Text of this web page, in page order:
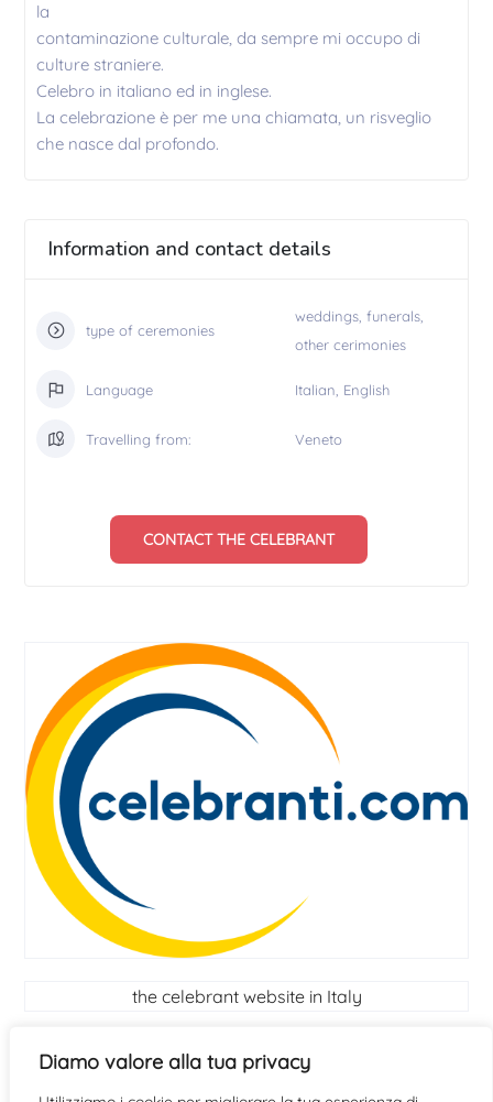
Diamo valore alla tua privacy
la
contaminazione culturale, da sempre mi occupo di
culture straniere.
Celebro in italiano ed in inglese.
La celebrazione è per me una chiamata, un risveglio
che nasce dal profondo.
Information and contact details
type of ceremonies
weddings, funerals,
other cerimonies
Language Italian, English
Travelling from: Veneto
CONTACT THE CELEBRANT
the celebrant website in Italy
Celebrant